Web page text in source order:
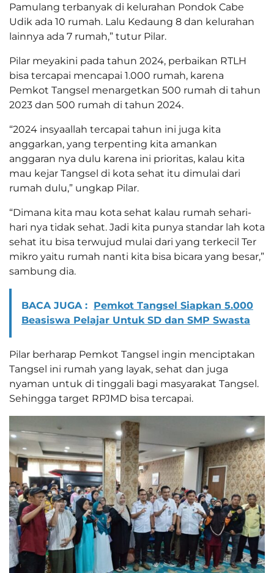
Pamulang terbanyak di kelurahan Pondok Cabe
Udik ada 10 rumah. Lalu Kedaung 8 dan kelurahan
lainnya ada 7 rumah,” tutur Pilar.
Pilar meyakini pada tahun 2024, perbaikan RTLH
bisa tercapai mencapai 1.000 rumah, karena
Pemkot Tangsel menargetkan 500 rumah di tahun
2023 dan 500 rumah di tahun 2024.
“2024 insyaallah tercapai tahun ini juga kita
anggarkan, yang terpenting kita amankan
anggaran nya dulu karena ini prioritas, kalau kita
mau kejar Tangsel di kota sehat itu dimulai dari
rumah dulu,” ungkap Pilar.
“Dimana kita mau kota sehat kalau rumah sehari-
hari nya tidak sehat. Jadi kita punya standar lah kota
sehat itu bisa terwujud mulai dari yang terkecil Ter
mikro yaitu rumah nanti kita bisa bicara yang besar,”
sambung dia.
BACA JUGA : Pemkot Tangsel Siapkan 5.000
Beasiswa Pelajar Untuk SD dan SMP Swasta
Pilar berharap Pemkot Tangsel ingin menciptakan
Tangsel ini rumah yang layak, sehat dan juga
nyaman untuk di tinggali bagi masyarakat Tangsel.
Sehingga target RPJMD bisa tercapai.